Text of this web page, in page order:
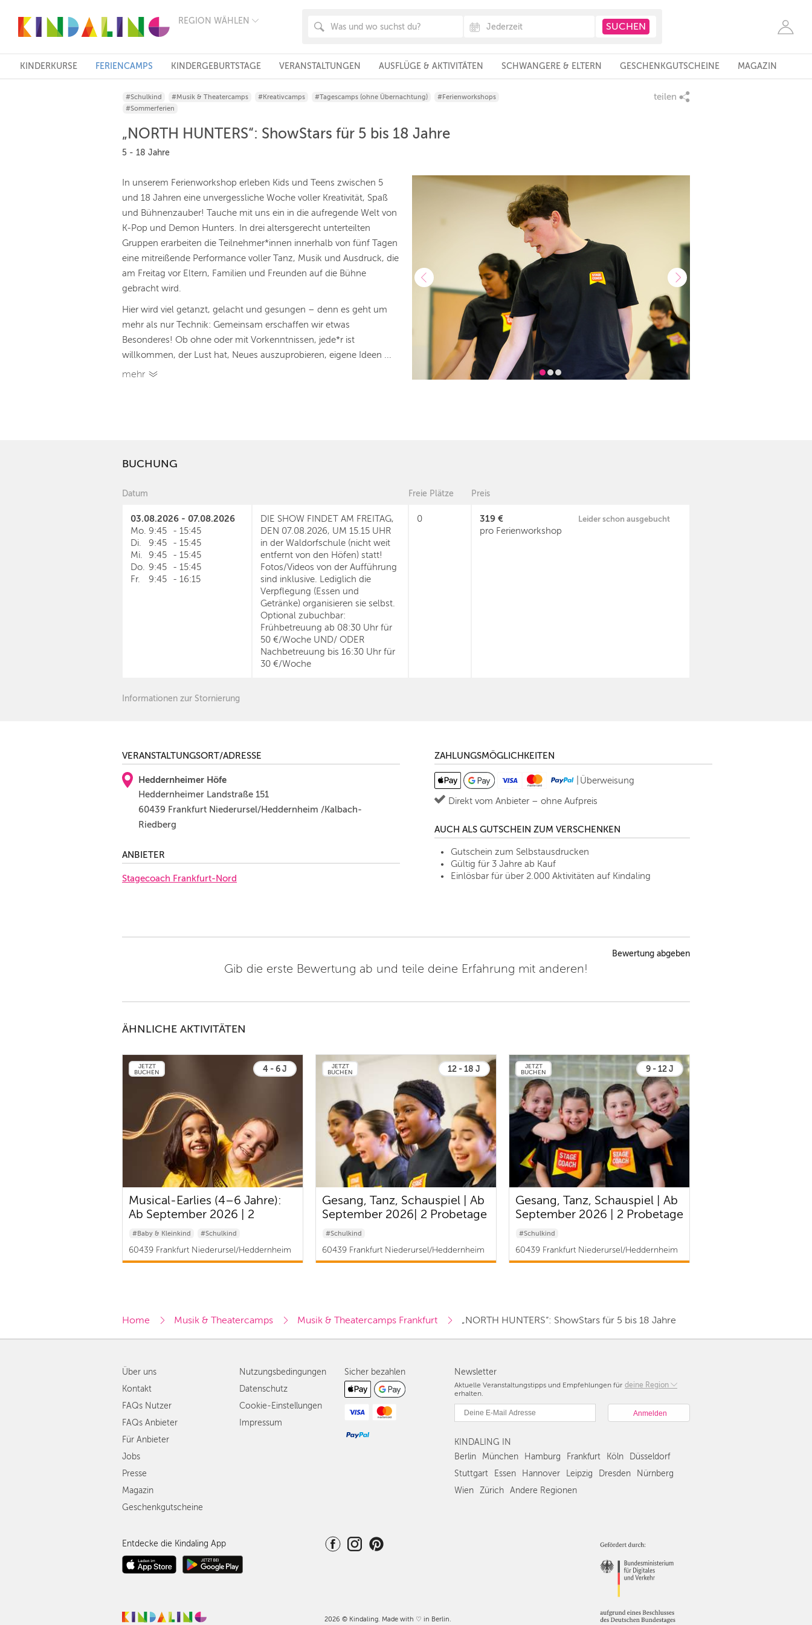
REGION WÄHLEN
FRANKFURT
KÖLN
STUTTGART
HANNOVER
LEIPZIG
ZÜRICH
ANDERE
REGIONEN
KINDERKURSE FERIENCAMPS KINDERGEBURTSTAGE VERANSTALTUNGEN AUSFLÜGE & AKTIVITÄTEN SCHWANGERE & ELTERN GESCHENKGUTSCHEINE MAGAZIN
#Schulkind #Musik & Theatercamps #Kreativcamps #Tagescamps (ohne Übernachtung)
#Ferienworkshops
#Sommerferien
teilen
„NORTH HUNTERS“: ShowStars für 5 bis 18 Jahre
5 - 18 Jahre
In unserem Ferienworkshop erleben Kids und Teens zwischen 5
und 18 Jahren eine unvergessliche Woche voller Kreativität, Spaß
und Bühnenzauber! Tauche mit uns ein in die aufregende Welt von
K-Pop und Demon Hunters. In drei altersgerecht unterteilten
Gruppen erarbeiten die Teilnehmer*innen innerhalb von fünf Tagen
eine mitreißende Performance voller Tanz, Musik und Ausdruck, die
am Freitag vor Eltern, Familien und Freunden auf die Bühne
gebracht wird.
Hier wird viel getanzt, gelacht und gesungen – denn es geht um
mehr als nur Technik: Gemeinsam erschaffen wir etwas
Besonderes! Ob ohne oder mit Vorkenntnissen, jede*r ist
willkommen, der Lust hat, Neues auszuprobieren, eigene Ideen ...
mehr
BUCHUNG
Datum Freie Plätze Preis
03.08.2026 - 07.08.2026
Mo. 9:45 - 15:45
Di.
9:45 - 15:45
Mi.
9:45 - 15:45
Do.
9:45 - 15:45
Fr.
9:45 - 16:15
DIE SHOW FINDET AM FREITAG,
DEN 07.08.2026, UM 15.15 UHR
in der Waldorfschule (nicht weit
entfernt von den Höfen) statt!
Fotos/Videos von der Aufführung
sind inklusive. Lediglich die
Verpflegung (Essen und
Getränke) organisieren sie selbst.
Optional zubuchbar:
Frühbetreuung ab 08:30 Uhr für
50 €/Woche UND/ ODER
Nachbetreuung bis 16:30 Uhr für
30 €/Woche
0 319 €
pro Ferienworkshop
Leider schon ausgebucht
Informationen zur Stornierung
ZAHLUNGSMÖGLICHKEITEN
Überweisung
Direkt vom Anbieter – ohne Aufpreis
AUCH ALS GUTSCHEIN ZUM VERSCHENKEN
Gutschein zum Selbstausdrucken
Gültig für 3 Jahre ab Kauf
Einlösbar für über 2.000 Aktivitäten auf Kindaling
VERANSTALTUNGSORT/ADRESSE
Heddernheimer Höfe
Heddernheimer Landstraße 151
60439 Frankfurt Niederursel/Heddernheim /Kalbach-
Riedberg
ANBIETER
Stagecoach Frankfurt-Nord
Bewertung abgeben
Gib die erste Bewertung ab und teile deine Erfahrung mit anderen!
ÄHNLICHE AKTIVITÄTEN
JETZT
BUCHEN
4 - 6 J
Musical-Earlies (4–6 Jahre):
Ab September 2026 | 2
Probetage
#Baby & Kleinkind #Schulkind
60439 Frankfurt Niederursel/Heddernheim
JETZT
BUCHEN
12 - 18 J
Gesang, Tanz, Schauspiel | Ab
September 2026| 2 Probetage
#Schulkind
60439 Frankfurt Niederursel/Heddernheim
JETZT
BUCHEN
9 - 12 J
Gesang, Tanz, Schauspiel | Ab
September 2026 | 2 Probetage
#Schulkind
60439 Frankfurt Niederursel/Heddernheim
Home Musik & Theatercamps Musik & Theatercamps Frankfurt „NORTH HUNTERS“: ShowStars für 5 bis 18 Jahre
Newsletter
Aktuelle Veranstaltungstipps und Empfehlungen für deine Region
Berlin
Hamburg
Düsseldorf
Stuttgart
Nürnberg
Wien
Zürich
erhalten.
KINDALING IN
Berlin
München Hamburg Frankfurt Köln
Düsseldorf
Stuttgart
Essen Hannover Leipzig Dresden
Nürnberg
Wien
Zürich Andere Regionen
Über uns
Kontakt
FAQs Nutzer
FAQs Anbieter
Für Anbieter
Jobs
Presse
Magazin
Geschenkgutscheine
Nutzungsbedingungen
Datenschutz
Cookie-Einstellungen
Impressum
Sicher bezahlen
Entdecke die Kindaling App
2026 © Kindaling. Made with ♡ in Berlin.